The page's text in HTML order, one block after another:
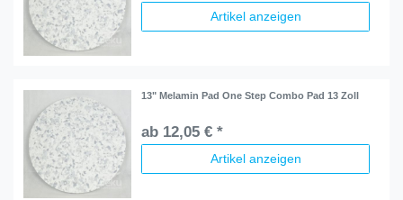
Artikel anzeigen
13" Melamin Pad One Step Combo Pad 13 Zoll
ab 12,05 € *
Artikel anzeigen